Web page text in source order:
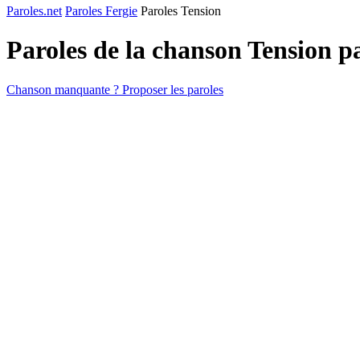
Paroles.net Paroles Fergie Paroles Tension
Paroles de la chanson Tension
Chanson manquante ? Proposer les paroles